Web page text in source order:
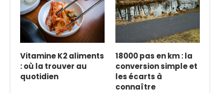
Vitamine K2 aliments
: où la trouver au
quotidien
18000 pas en km : la
conversion simple et
les écarts à
connaître